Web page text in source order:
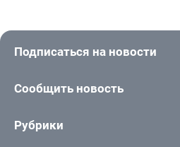
Подписаться на новости
Сообщить новость
Рубрики